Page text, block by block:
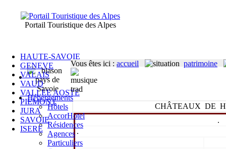
Hébergements
Hôtels
AccorHotel
Résidences
Agences
Particuliers
HAUTE-SAVOIE
GENEVE
VALAIS
VAUD
VALLEE AOSTE
PIEMONT
JURA
SAVOIE
ISERE
Portail Touristique des Alpes
CHÂTEAUX DE
.
.
Vous êtes ici : accueil patrimoine